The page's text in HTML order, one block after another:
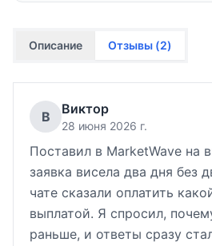
Описание Отзывы (2)
В Виктор
28 июня 2026 г.
Поставил в MarketWave на
заявка висела два дня без
чате сказали оплатить
выплатой. Я спросил,
раньше, и ответы сразу